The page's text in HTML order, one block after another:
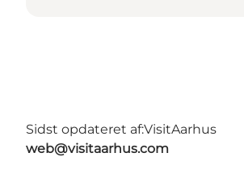
Sidst opdateret af:VisitAarhus
web@visitaarhus.com